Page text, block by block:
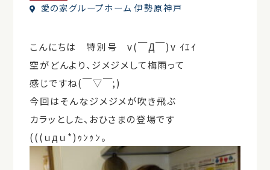
愛の家グループホーム 伊勢原神戸
こんにちは 特別号 v(￣Д￣)v ｲｴｲ
空がどんより、ジメジメして梅雨って
感じですね(￣▽￣;)
今回はそんなジメジメが吹き飛ぶ
カラッとした、おひさまの登場です
(((ｕдｕ*)ｩﾝｩﾝ。